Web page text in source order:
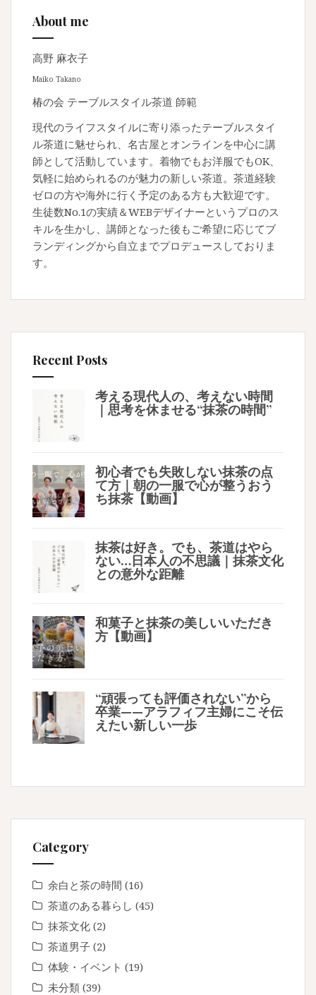
About me
高野 麻衣子
Maiko Takano
椿の会 テーブルスタイル茶道 師範
現代のライフスタイルに寄り添ったテーブルスタイ
ル茶道に魅せられ、名古屋とオンラインを中心に講
師として活動しています。着物でもお洋服でもOK、
気軽に始められるのが魅力の新しい茶道。茶道経験
ゼロの方や海外に行く予定のある方も大歓迎です。
生徒数No.1の実績＆WEBデザイナーというプロのス
キルを生かし、講師となった後もご希望に応じてブ
ランディングから自立までプロデュースしておりま
す。
Recent Posts
考える現代人の、考えない時間
｜思考を休ませる“抹茶の時間”
初心者でも失敗しない抹茶の点
て方｜朝の一服で心が整うおう
ち抹茶【動画】
抹茶は好き。でも、茶道はやら
ない…日本人の不思議｜抹茶文化
との意外な距離
和菓子と抹茶の美しいいただき
方【動画】
“頑張っても評価されない”から
卒業——アラフィフ主婦にこそ伝
えたい新しい一歩
Category
余白と茶の時間 (16)
茶道のある暮らし (45)
抹茶文化 (2)
茶道男子 (2)
体験・イベント (19)
未分類 (39)